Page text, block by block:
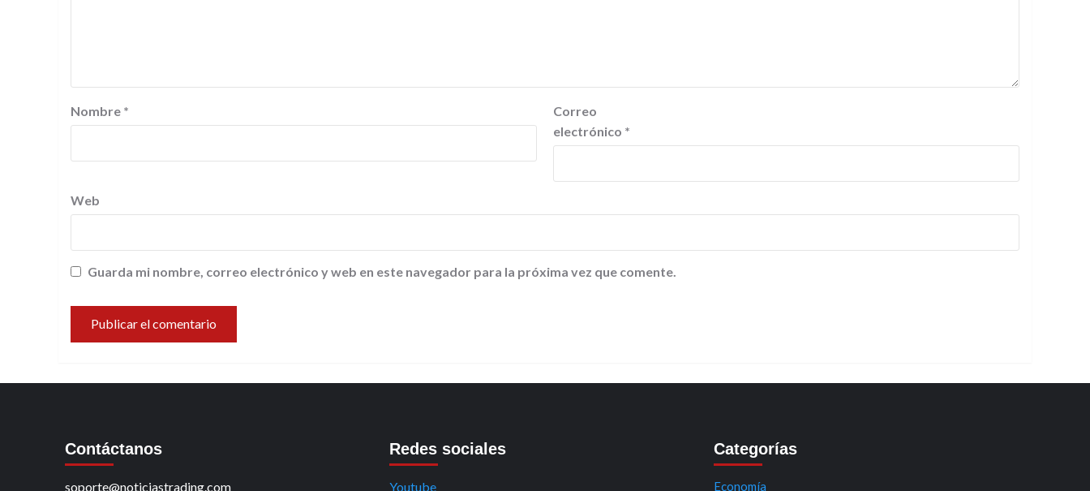
Nombre *
Correo
electrónico *
Web
Guarda mi nombre, correo electrónico y web en este navegador para la próxima vez que comente.
Contáctanos
soporte@noticiastrading.com
Redes sociales
Youtube
Categorías
Economía